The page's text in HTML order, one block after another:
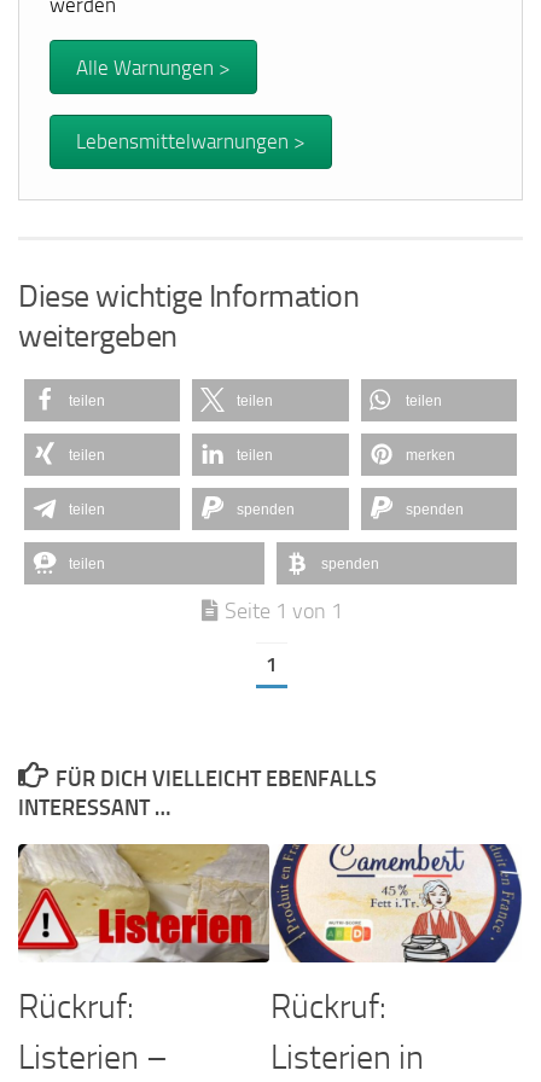
Alle Warnungen >
Lebensmittelwarnungen >
Diese wichtige Information
weitergeben
teilen teilen teilen
teilen teilen merken
teilen spenden spenden
teilen spenden
Seite 1 von 1
1
FÜR DICH VIELLEICHT EBENFALLS
INTERESSANT …
Rückruf:
Listerien –
Rückruf:
Listerien in